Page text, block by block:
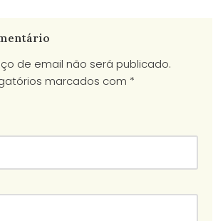
de email não será publicado.
marcados com *